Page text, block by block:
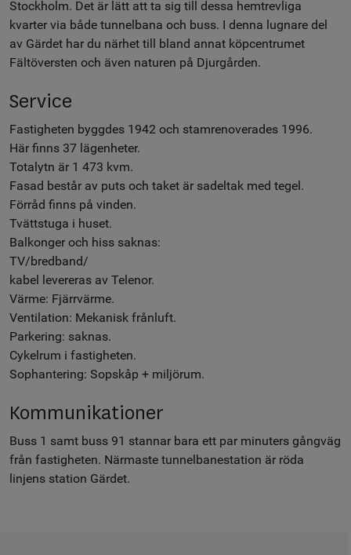
Stockholm. Det är lätt att ta sig till dessa hemtrevliga
kvarter via både tunnelbana och buss. I denna lugnare del
av Gärdet har du närhet till bland annat köpcentrumet
Fältöversten och även naturen på Djurgården.
Service
Fastigheten byggdes 1942 och stamrenoverades 1996.
Här finns 37 lägenheter.
Totalytn är 1 473 kvm.
Fasad består av puts och taket är sadeltak med tegel.
Förråd finns på vinden.
Tvättstuga i huset.
Balkonger och hiss saknas:
TV/bredband/
kabel levereras av Telenor.
Värme: Fjärrvärme.
Ventilation: Mekanisk frånluft.
Parkering: saknas.
Cykelrum i fastigheten.
Sophantering: Sopskåp + miljörum.
Kommunikationer
Buss 1 samt buss 91 stannar bara ett par minuters gångväg
från fastigheten. Närmaste tunnelbanestation är röda
linjens station Gärdet.